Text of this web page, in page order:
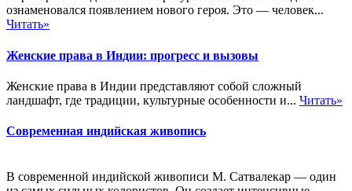
ознаменовался появлением нового героя. Это — человек...
Читать»
Женские права в Индии: прогресс и вызовы
Женские права в Индии представляют собой сложный
ландшафт, где традиции, культурные особенности и... Читать»
Современная индийская живопись
В современной индийской живописи М. Сатвалекар — один